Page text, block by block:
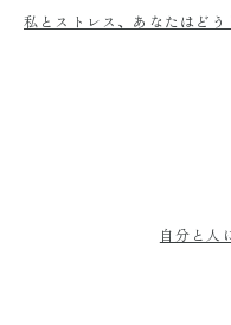
私とストレス、あなたはど
自分と